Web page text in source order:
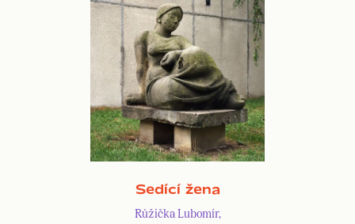
Sedící žena
Růžička Lubomír,